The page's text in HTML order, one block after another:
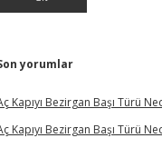
yorumlar
Kapıyı Bezirgan Başı Türü
Kapıyı Bezirgan Başı Türü